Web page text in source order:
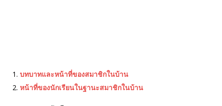
บทบาทและหน้าที่ของสมาชิกในบ้าน
หน้าที่ของนักเรียนในฐานะสมาชิกในบ้าน